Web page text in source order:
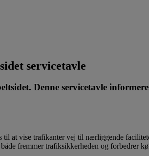
servicetavle
Denne servicetavle
til at vise trafikanter vej til nærliggende
fremmer trafiksikkerheden og forbedrer